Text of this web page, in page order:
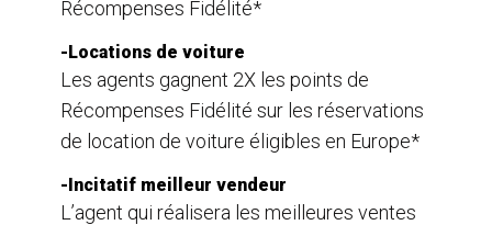
Récompenses Fidélité*
-Locations de voiture
Les agents gagnent 2X les points de
Récompenses Fidélité sur les réservations
de location de voiture éligibles en Europe*
-Incitatif meilleur vendeur
L’agent qui réalisera les meilleures ventes